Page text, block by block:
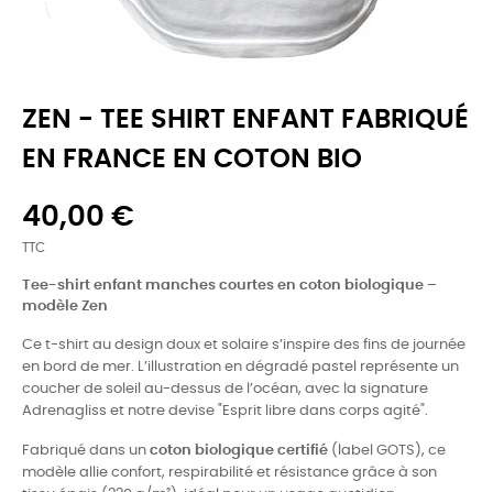
ZEN - TEE SHIRT ENFANT FABRIQUÉ
EN FRANCE EN COTON BIO
40,00 €
TTC
Tee-shirt enfant manches courtes en coton biologique –
modèle Zen
Ce t-shirt au design doux et solaire s’inspire des fins de journée
en bord de mer. L’illustration en dégradé pastel représente un
coucher de soleil au-dessus de l’océan, avec la signature
Adrenagliss et notre devise "Esprit libre dans corps agité".
Fabriqué dans un coton biologique certifié (label GOTS), ce
modèle allie confort, respirabilité et résistance grâce à son